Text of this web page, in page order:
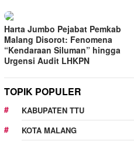
Harta Jumbo Pejabat Pemkab
Malang Disorot: Fenomena
“Kendaraan Siluman” hingga
Urgensi Audit LHKPN
TOPIK POPULER
KABUPATEN TTU
KOTA MALANG